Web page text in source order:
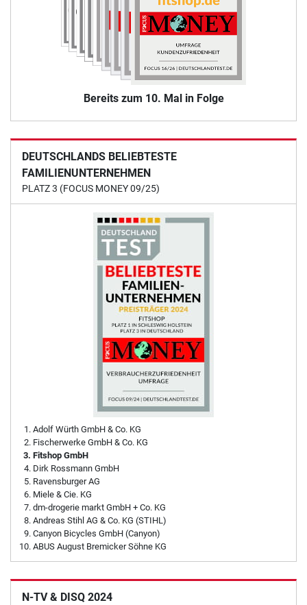
Bereits zum 10. Mal in Folge
DEUTSCHLANDS BELIEBTESTE
FAMILIENUNTERNEHMEN
PLATZ 3 (FOCUS MONEY 09/25)
Adolf Würth GmbH & Co. KG
Fischerwerke GmbH & Co. KG
Fitshop GmbH
Dirk Rossmann GmbH
Ravensburger AG
Miele & Cie. KG
dm-drogerie markt GmbH + Co. KG
Andreas Stihl AG & Co. KG (STIHL)
Canyon Bicycles GmbH (Canyon)
ABUS August Bremicker Söhne KG
N-TV & DISQ 2024